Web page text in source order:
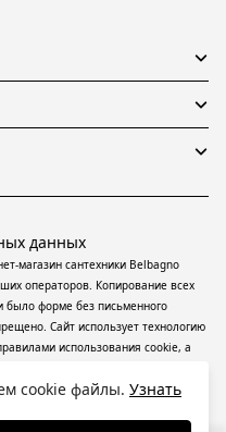
магазин сантехники Belbagno
операторов. Копирование всех
было форме без письменного
Сайт использует технологию
использования cookie, а
(информационные
сбора, систематизации и
данных
cookie файлы. Узнать